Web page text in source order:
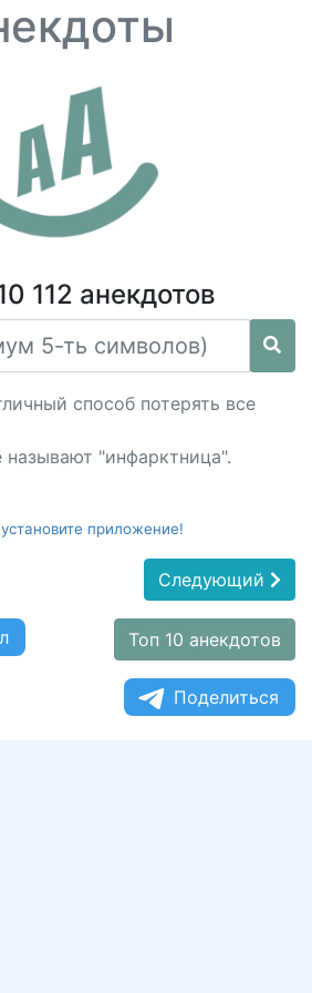
112 анекдотов
способ потерять все
"инфарктница".
приложение!
Следующий
Топ 10 анекдотов
Поделиться